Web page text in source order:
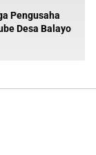
Pengusaha
Desa Balayo